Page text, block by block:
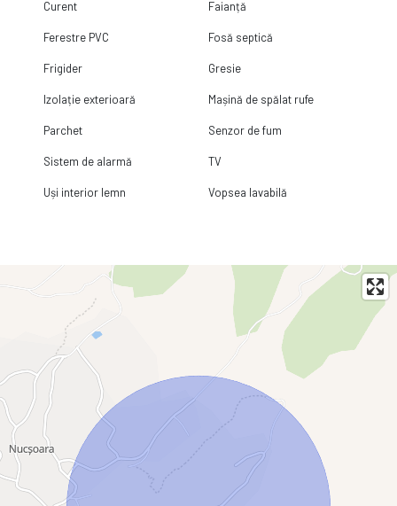
Curent Faianță
Ferestre PVC Fosă septică
Frigider Gresie
Izolație exterioară Mașină de spălat rufe
Parchet Senzor de fum
Sistem de alarmă TV
Uși interior lemn Vopsea lavabilă